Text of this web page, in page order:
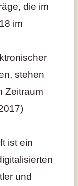
die im
im
stehen
Zeitraum
ist ein
und